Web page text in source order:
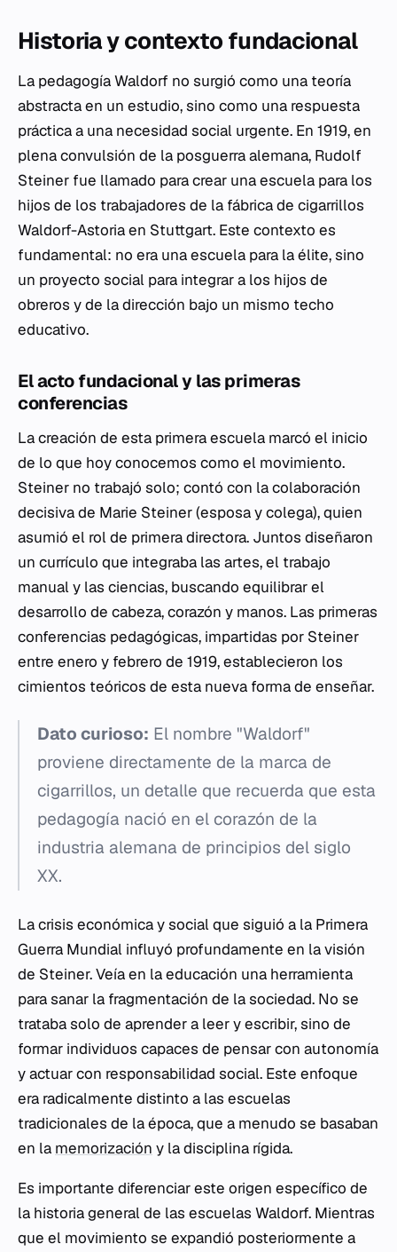
Historia y contexto fundacional
La pedagogía Waldorf no surgió como una teoría
abstracta en un estudio, sino como una respuesta
práctica a una necesidad social urgente. En 1919, en
plena convulsión de la posguerra alemana, Rudolf
Steiner fue llamado para crear una escuela para los
hijos de los trabajadores de la fábrica de cigarrillos
Waldorf-Astoria en Stuttgart. Este contexto es
fundamental: no era una escuela para la élite, sino
un proyecto social para integrar a los hijos de
obreros y de la dirección bajo un mismo techo
educativo.
El acto fundacional y las primeras
conferencias
La creación de esta primera escuela marcó el inicio
de lo que hoy conocemos como el movimiento.
Steiner no trabajó solo; contó con la colaboración
decisiva de Marie Steiner (esposa y colega), quien
asumió el rol de primera directora. Juntos diseñaron
un currículo que integraba las artes, el trabajo
manual y las ciencias, buscando equilibrar el
desarrollo de cabeza, corazón y manos. Las primeras
conferencias pedagógicas, impartidas por Steiner
entre enero y febrero de 1919, establecieron los
cimientos teóricos de esta nueva forma de enseñar.
Dato curioso: El nombre "Waldorf"
proviene directamente de la marca de
cigarrillos, un detalle que recuerda que esta
pedagogía nació en el corazón de la
industria alemana de principios del siglo
XX.
La crisis económica y social que siguió a la Primera
Guerra Mundial influyó profundamente en la visión
de Steiner. Veía en la educación una herramienta
para sanar la fragmentación de la sociedad. No se
trataba solo de aprender a leer y escribir, sino de
formar individuos capaces de pensar con autonomía
y actuar con responsabilidad social. Este enfoque
era radicalmente distinto a las escuelas
tradicionales de la época, que a menudo se basaban
en la memorización y la disciplina rígida.
Es importante diferenciar este origen específico de
la historia general de las escuelas Waldorf. Mientras
que el movimiento se expandió posteriormente a